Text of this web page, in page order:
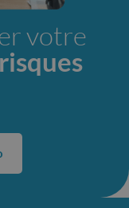
votre